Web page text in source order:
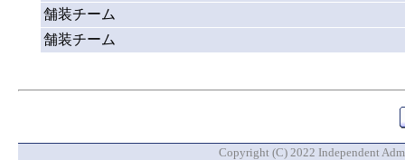
舗装チーム
舗装チーム
Copyright (C) 2022 Independent